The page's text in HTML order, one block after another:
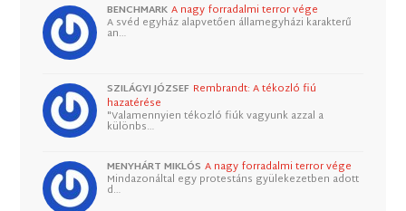
BENCHMARK A nagy forradalmi terror vége
A svéd egyház alapvetően államegyházi karakterű
an…
SZILÁGYI JÓZSEF Rembrandt: A tékozló fiú
hazatérése
"Valamennyien tékozló fiúk vagyunk azzal a
különbs…
MENYHÁRT MIKLÓS A nagy forradalmi terror vége
Mindazonáltal egy protestáns gyülekezetben adott
d…